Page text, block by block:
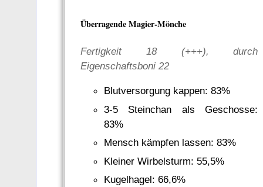
Überragende Magier-Mönche
Fertigkeit 18 (+++), durch
Eigenschaftsboni 22
Blutversorgung kappen: 83%
3-5 Steinchan als Geschosse:
83%
Mensch kämpfen lassen: 83%
Kleiner Wirbelsturm: 55,5%
Kugelhagel: 66,6%